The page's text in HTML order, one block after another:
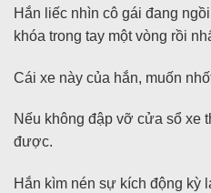
Hắn liếc nhìn cô gái đang
khóa trong tay một vòng rồi
Cái xe này của hắn, muốn
Nếu không đập vỡ cửa sổ xe
được.
Hắn kìm nén sự kích động kỳ